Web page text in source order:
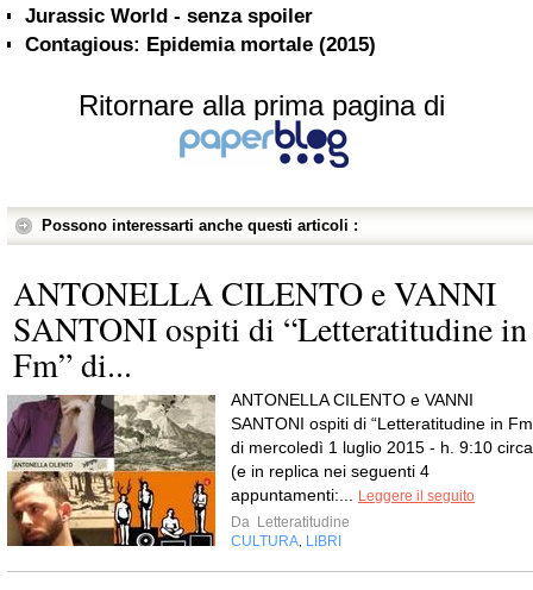
Jurassic World - senza spoiler
Contagious: Epidemia mortale (2015)
Ritornare alla prima pagina di
Possono interessarti anche questi articoli :
ANTONELLA CILENTO e VANNI
SANTONI ospiti di “Letteratitudine in
Fm” di...
ANTONELLA CILENTO e VANNI
SANTONI ospiti di “Letteratitudine in
di mercoledì 1 luglio 2015 - h. 9:10 circa
(e in replica nei seguenti 4
appuntamenti:...
Leggere il seguito
Da Letteratitudine
CULTURA LIBRI